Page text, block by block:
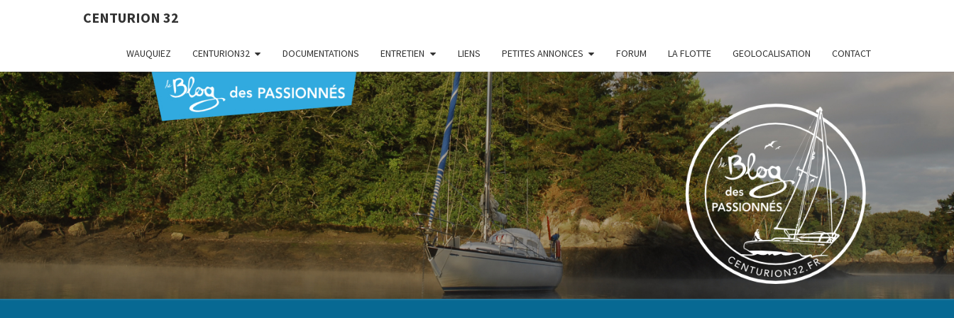
CENTURION 32
WAUQUIEZ CENTURION32 DOCUMENTATIONS ENTRETIEN LIENS PETITES ANNONCES FORUM LA FLOTTE GEOLOCALISATION CONTACT
CENTURION
32
Le Blog
Des
Passionnés